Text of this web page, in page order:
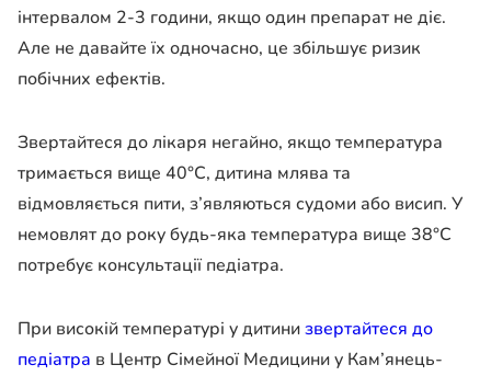
інтервалом 2-3 години, якщо один препарат не діє.
Але не давайте їх одночасно, це збільшує ризик
побічних ефектів.
Звертайтеся до лікаря негайно, якщо температура
тримається вище 40°C, дитина млява та
відмовляється пити, з’являються судоми або висип. У
немовлят до року будь-яка температура вище 38°C
потребує консультації педіатра.
При високій температурі у дитинизвертайтеся до
педіатра в Центр Сімейної Медицини у Кам’янець-